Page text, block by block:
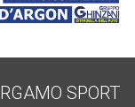
SPORT